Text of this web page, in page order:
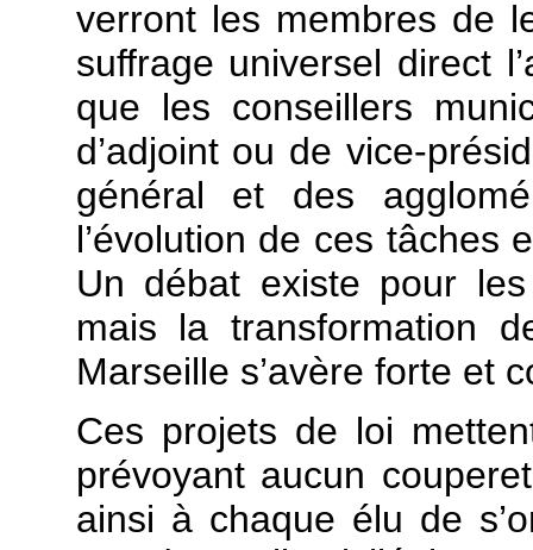
verront les membres de
suffrage universel direct
que les conseillers
d’adjoint ou de vice-
général et des
l’évolution de ces tâches
Un débat existe pour
mais la transformation
Marseille s’avère forte et
Ces projets de loi
prévoyant aucun
ainsi à chaque élu de